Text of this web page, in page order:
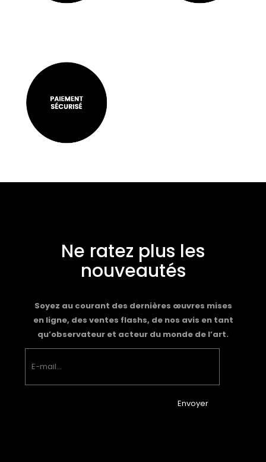
Ne ratez plus les
nouveautés
Soyez au courant des dernières œuvres mises
en ligne, des ventes flashs, de nos avis en tant
qu’observateur et acteur du monde de l’art.
Envoyer